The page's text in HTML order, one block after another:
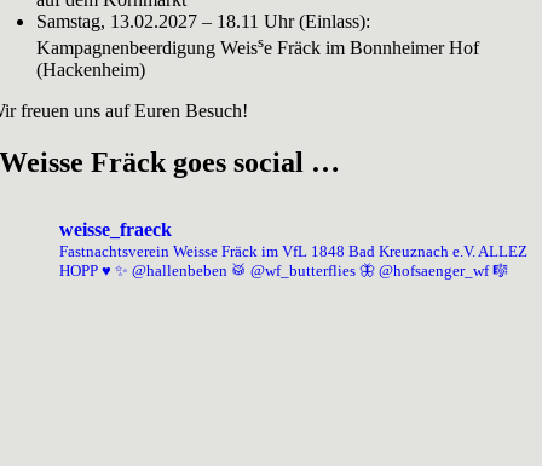
Samstag, 13.02.2027 – 18.11 Uhr (Einlass):
Kampagnenbeerdigung Weisse Fräck im Bonnheimer Hof
(Hackenheim)
freuen uns auf Euren Besuch!
Weisse Fräck goes social …
weisse_fraeck
Fastnachtsverein Weisse Fräck im VfL 1848 Bad Kreuznach e.V.ALLEZ
HOPP ♥️ ✨ @hallenbeben 🥁@wf_butterflies 🦋 @hofsaenger_wf 🎼